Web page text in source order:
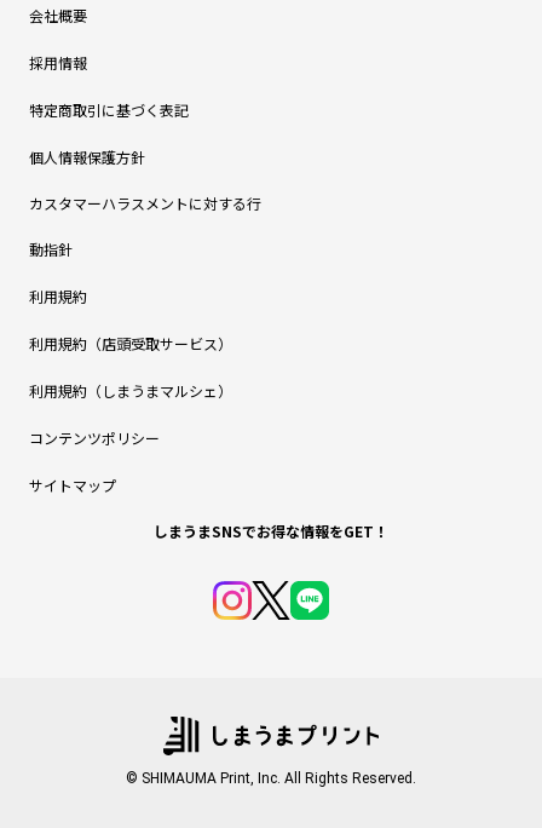
会社概要
採用情報
特定商取引に基づく表記
個人情報保護方針
カスタマーハラスメントに対する行
動指針
利用規約
利用規約（店頭受取サービス）
利用規約（しまうまマルシェ）
コンテンツポリシー
サイトマップ
しまうまSNSでお得な情報をGET！
© SHIMAUMA Print, Inc. All Rights Reserved.